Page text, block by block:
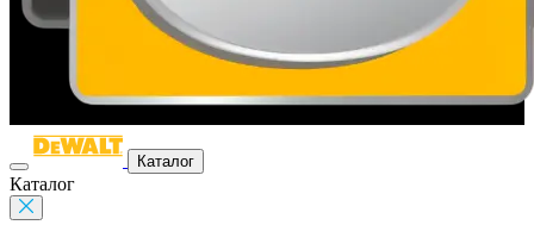
Каталог
Каталог